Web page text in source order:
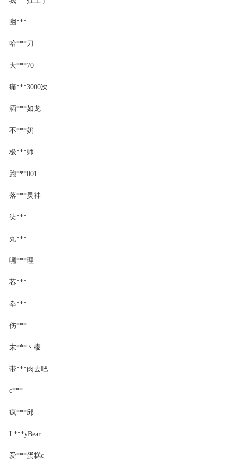
幽***
哈***刀
大***70
痛***3000次
洒***如龙
不***奶
极***师
跑***001
落***灵神
奘***
丸***
嘿***理
芯***
拳***
伤***
末***丶檬
带***肉去吧
c***
疯***邱
L***yBear
爱***蛋糕c